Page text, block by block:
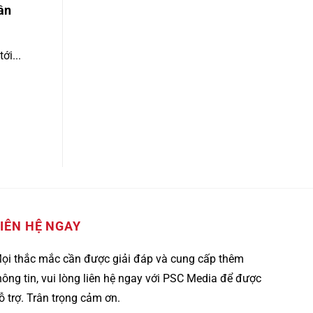
HỆ NGAY
thắc mắc cần được giải đáp và cung cấp thêm
tin, vui lòng liên hệ ngay với PSC Media để được
trợ. Trân trọng cảm ơn.